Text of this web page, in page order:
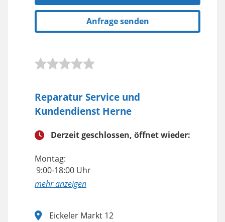
Anfrage senden
Reparatur Service und
Kundendienst Herne
Derzeit geschlossen, öffnet wieder:
Montag:
9:00-18:00 Uhr
anzeigen
Eickeler Markt 12